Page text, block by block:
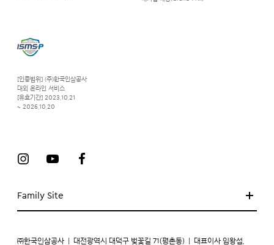
Family Site
[인증범위] (주)한국인삼공사
대외 온라인 서비스
[유효기간] 2023.10.21
~ 2026.10.20
㈜한국인삼공사 대전광역시 대덕구 벚꽃길 71(평촌동) 대표이사 임왕섭,